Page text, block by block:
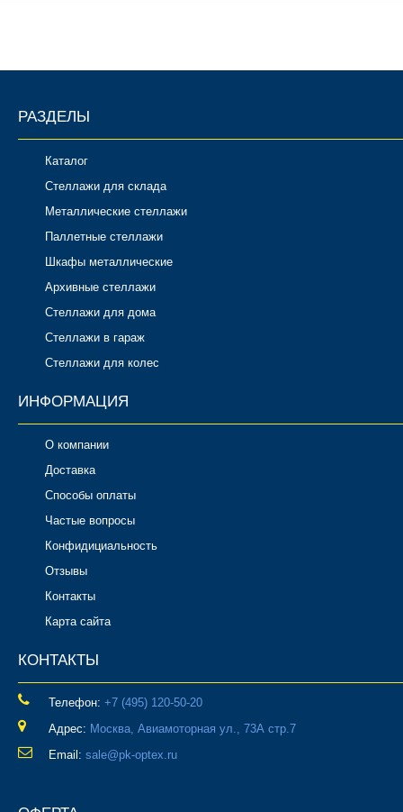
РАЗДЕЛЫ
Каталог
Стеллажи для склада
Металлические стеллажи
Паллетные стеллажи
Шкафы металлические
Архивные стеллажи
Стеллажи для дома
Стеллажи в гараж
Стеллажи для колес
ИНФОРМАЦИЯ
О компании
Доставка
Способы оплаты
Частые вопросы
Конфидициальность
Отзывы
Контакты
Карта сайта
КОНТАКТЫ
Телефон: ‎+7 (495) 120-50-20
Адрес: Москва, Авиамоторная ул., 73А стр.7
Email: sale@pk-optex.ru